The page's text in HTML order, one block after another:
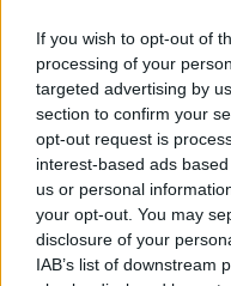
If you wish to opt-out of
processing of your
targeted advertising by
section to confirm your
opt-out request is
interest-based ads
us or personal
your opt-out. You may
disclosure of your
IAB’s list of downstream